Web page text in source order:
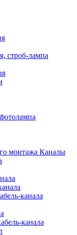
строб-лампа
Каналы
канала
канала